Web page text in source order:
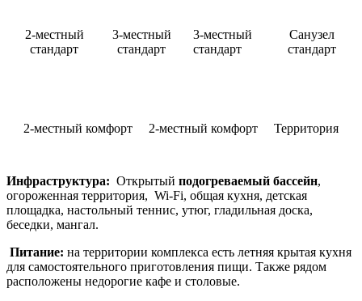
2-местный
стандарт
3-местный
стандарт
3-местный
стандарт
Санузел
стандарт
2-местный комфорт 2-местный комфорт Территория
Инфраструктура: Открытый подогреваемый бассейн,
огороженная территория, Wi-Fi, общая кухня, детская
площадка, настольный теннис, утюг, гладильная доска,
беседки, мангал.
Питание: на территории комплекса есть летняя крытая кухня
для самостоятельного приготовления пищи. Также рядом
расположены недорогие кафе и столовые.